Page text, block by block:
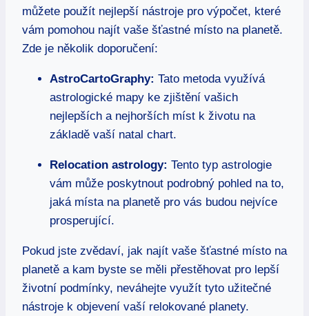
můžete použít nejlepší nástroje pro výpočet, které
vám pomohou najít vaše šťastné místo na planetě.
Zde je několik doporučení:
AstroCartoGraphy: Tato metoda využívá
astrologické mapy ke zjištění vašich
nejlepších a nejhorších míst k životu na
základě vaší natal chart.
Relocation astrology: Tento typ astrologie
vám může poskytnout podrobný pohled na to,
jaká místa na planetě pro vás budou nejvíce
prosperující.
Pokud jste zvědaví, jak najít vaše šťastné místo na
planetě a kam byste se měli přestěhovat pro lepší
životní podmínky, neváhejte využít tyto užitečné
nástroje k objevení vaší relokované planety.